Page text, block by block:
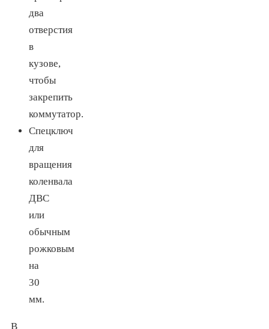
два
отверстия
в
кузове,
чтобы
закрепить
коммутатор.
Спецключ
для
вращения
коленвала
ДВС
или
обычным
рожковым
на
30
мм.
В